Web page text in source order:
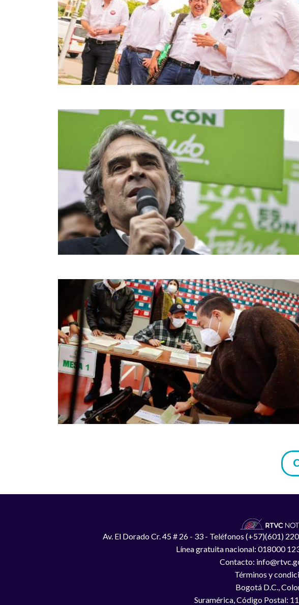
Av. El Dorado Cr. 45 # 26 - 33 - Teléfonos (+57)(601)
Línea gratuita nacional: 018000
Contacto:
Términos y
Bogotá D.C.,
Suramérica, Código Postal: